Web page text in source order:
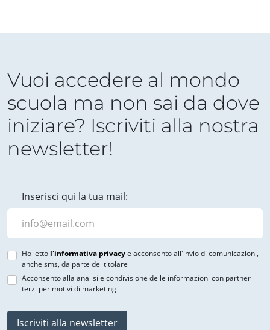
Vuoi accedere al mondo
scuola ma non sai da dove
iniziare? Iscriviti alla nostra
newsletter!
Inserisci qui la tua mail:
Ho letto l'informativa privacye acconsento all'invio di comunicazioni,
anche sms, da parte del titolare
Acconsento alla analisi e condivisione delle informazioni con partner
terzi per motivi di marketing
Iscriviti alla newsletter